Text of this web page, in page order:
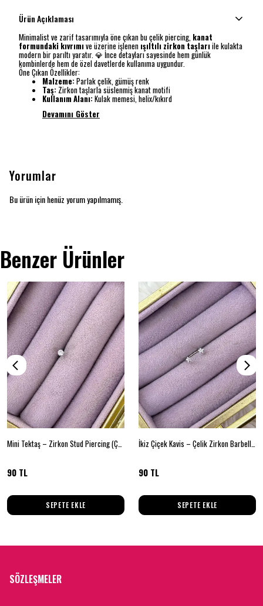
Ürün Açıklaması
Minimalist ve zarif tasarımıyla öne çıkan bu çelik piercing, kanat
formundaki kıvrımıve üzerine işlenen ışıltılı zirkon taşlarıile kulakta
modern bir parıltı yaratır. 💎 İnce detayları sayesinde hem günlük
kombinlerde hem de özel davetlerde kullanıma uygundur.
Öne Çıkan Özellikler:
Malzeme:Parlak çelik, gümüş renk
Taş: Zirkon taşlarla süslenmiş kanat motifi
Kullanım Alanı:Kulak memesi, helix/kıkırd
Devamını Göster
Yorumlar
Bu ürün için henüz yorum yapılmamış.
Benzer Ürünler
Mini Tektaş – Zirkon Stud Piercing (Çelik)
90 TL
SEPETE EKLE
İkiz Çiçek Kavis – Çelik Zirkon Barbell Piercing
90 TL
SEPETE EKLE
SÖZLEŞMELER